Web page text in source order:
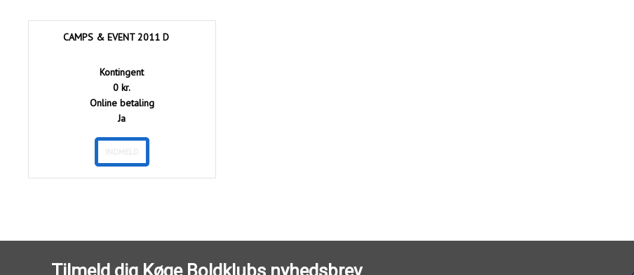
CAMPS & EVENT 2011 D
Kontingent
0 kr.
Online betaling
Ja
Tilmeld dig Køge Boldklubs nyhedsbrev